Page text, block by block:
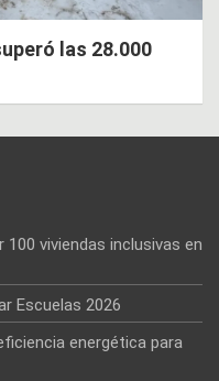
las 28.000
100 viviendas inclusivas en
Escuelas 2026
energética para